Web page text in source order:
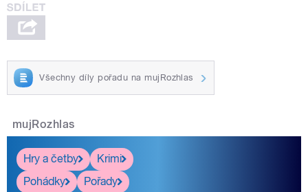
Všechny díly pořadu na mujRozhlas
mujRozhlas
Hry a četby
Krimi
Pohádky
Pořady